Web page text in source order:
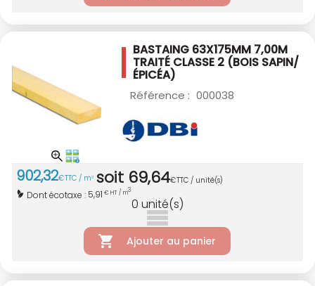
BASTAING 63X175MM 7,00M
TRAITÉ CLASSE 2 (BOIS SAPIN/
ÉPICÉA)
Référence : 000038
902,32€TTC / m3 soit 69,64€TTC / unité(s)
Dont écotaxe : 5,91 € HT / m3
0 unité(s)
Ajouter au panier